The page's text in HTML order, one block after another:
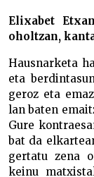
Elixabet
oholtzan,
Hausnarketa
eta
geroz eta
lan baten
Gure
bat da
gertatu zena
keinu